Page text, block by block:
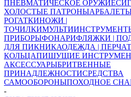
ПНЕВМАТИЧЕСКОЕ ОРУЖИЕ
ХОЛОСТЫЕ ПАТРОНЫ
РОГАТКИНОЖИ |
ТОЧИЛКИ
ПРИБОРЫФОНАРИФЛЯЖКИ |
ДЛЯ ПИКНИКАОДЕЖДА |
КОЛЬЦАПИШУЩИЕ
АКСЕССУАРЫБРИТВЕННЫЕ
ПРИНАДЛЕЖНОСТИСРЕДСТВА
САМООБОРОНЫПОХОДНОЕ
-